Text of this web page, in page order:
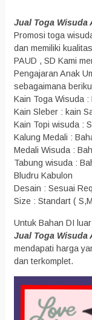
Jual Toga Wisuda
Promosi toga
dan memiliki
PAUD , SD Kami
Pengajaran Anak
sebagaimana
Kain Toga Wisuda
Kain Sleber : kain
Kain Topi wisuda :
Kalung Medali :
Medali Wisuda :
Tabung wisuda :
Bludru Kabulon
Desain : Sesuai
Size : Standart (
Untuk Bahan DI
Jual Toga Wisuda
mendapati harga
dan terkomplet.